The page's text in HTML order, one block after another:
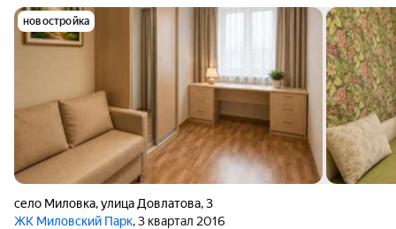
новостройка
село Миловка,улица Довлатова,3
ЖК Миловский Парк, 3 квартал 2016